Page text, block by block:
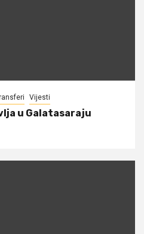
Vijesti
u Galatasaraju